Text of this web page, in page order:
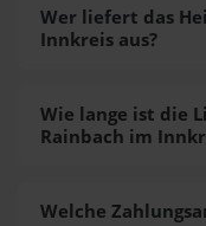
Wer liefert das
Innkreis aus?
Wie lange ist die
Rainbach im
Welche